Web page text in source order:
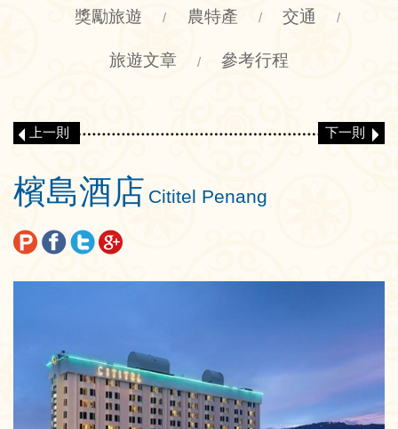
獎勵旅遊 / 農特產 / 交通 /
旅遊文章 / 參考行程
上一則 下一則
檳島酒店 Cititel Penang